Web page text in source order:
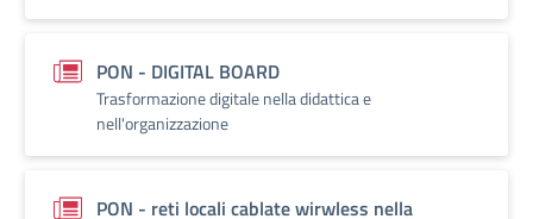
PON - DIGITAL BOARD
Trasformazione digitale nella didattica e
nell'organizzazione
PON - reti locali cablate wirwless nella